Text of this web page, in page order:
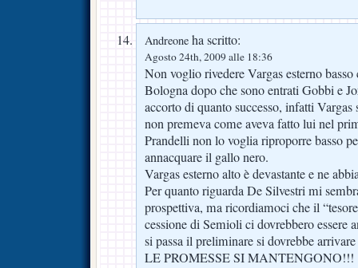
Andreone ha scritto:
Agosto 24th, 2009 alle 18:36
Non voglio rivedere Vargas esterno
Bologna dopo che sono entrati Gobbi e
accorto di quanto successo, infatti
non premeva come aveva fatto lui nel
Prandelli non lo voglia riproporre basso
annacquare il gallo nero.
Vargas esterno alto è devastante e ne
Per quanto riguarda De Silvestri mi
prospettiva, ma ricordiamoci che il
cessione di Semioli ci dovrebbero essere
si passa il preliminare si dovrebbe
LE PROMESSE SI MANTENGONO!!!